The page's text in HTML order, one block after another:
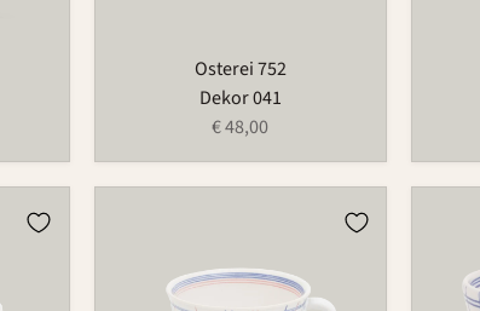
Osterei 752
Dekor 041
€ 48,00